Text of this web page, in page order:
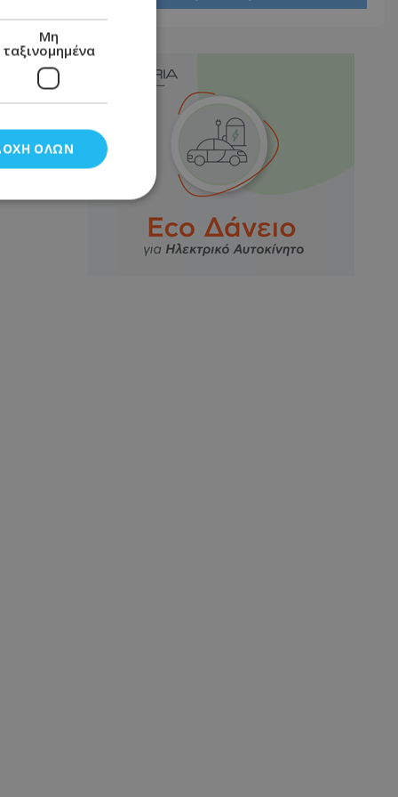
Μη
ταξινομημένα
ΌΛΩΝ
και τη
cookies.
το
του χρήστη
σύμφωνα με τον
από το
με τον τρόπο
δεδομένα
του
ότι
τιμώνται σε
ανθρώπων
επωφελές
προκειμένου να
τους.